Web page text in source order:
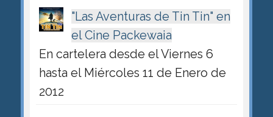
"Las Aventuras de Tin Tin" en
el Cine Packewaia
En cartelera desde el Viernes 6
hasta el Miércoles 11 de Enero de
2012